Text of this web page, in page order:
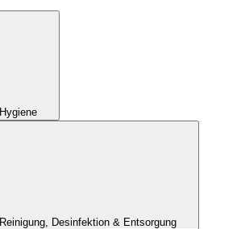
Hygiene
Reinigung, Desinfektion & Entsorgung